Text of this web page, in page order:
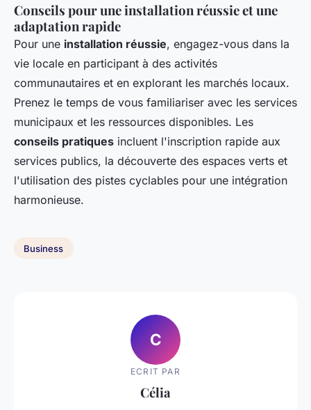
Conseils pour une installation réussie et une
adaptation rapide
Pour une installation réussie, engagez-vous dans la
vie locale en participant à des activités
communautaires et en explorant les marchés locaux.
Prenez le temps de vous familiariser avec les services
municipaux et les ressources disponibles. Les
conseils pratiques incluent l'inscription rapide aux
services publics, la découverte des espaces verts et
l'utilisation des pistes cyclables pour une intégration
harmonieuse.
Business
C
ECRIT PAR
Célia